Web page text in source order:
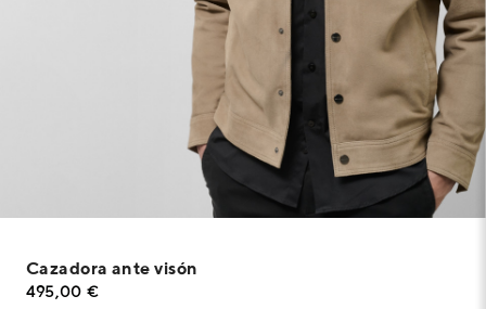
Cazadora ante visón
495,00 €